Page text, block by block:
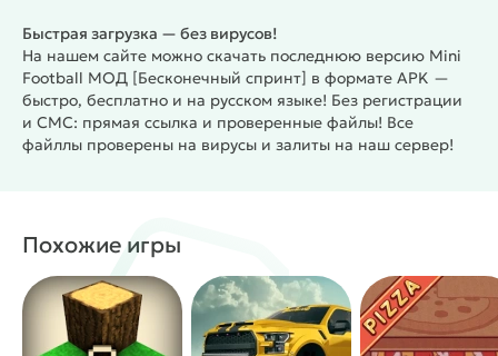
Казуальные / Многопользовательские
Соревновательные / MOD
Быстрая загрузка — без вирусов!
На нашем сайте можно скачать последнюю версию Mini
Football МОД [Бесконечный спринт] в формате APK —
быстро, бесплатно и на русском языке! Без регистрации
и СМС: прямая ссылка и проверенные файлы! Все
файллы проверены на вирусы и залиты на наш сервер!
Похожие игры